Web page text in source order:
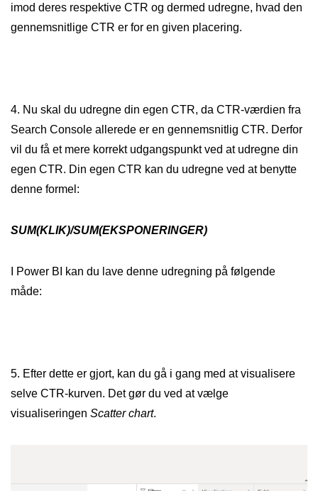
imod deres respektive CTR og dermed udregne, hvad den
gennemsnitlige CTR er for en given placering.
4. Nu skal du udregne din egen CTR, da CTR-værdien fra
Search Console allerede er en gennemsnitlig CTR. Derfor
vil du få et mere korrekt udgangspunkt ved at udregne din
egen CTR. Din egen CTR kan du udregne ved at benytte
denne formel:
SUM(KLIK)/SUM(EKSPONERINGER)
I Power BI kan du lave denne udregning på følgende
måde:
5. Efter dette er gjort, kan du gå i gang med at visualisere
selve CTR-kurven. Det gør du ved at vælge
visualiseringen Scatter chart.